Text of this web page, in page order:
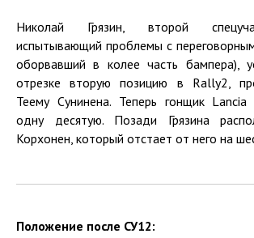
Николай Грязин, второй
испытывающий проблемы с
оборвавший в колее часть бампера),
отрезке вторую позицию в Rally2,
Теему Сунинена. Теперь гонщик Lancia
одну десятую. Позади Грязина
Корхонен, который отстает от него на
Положение после СУ12: